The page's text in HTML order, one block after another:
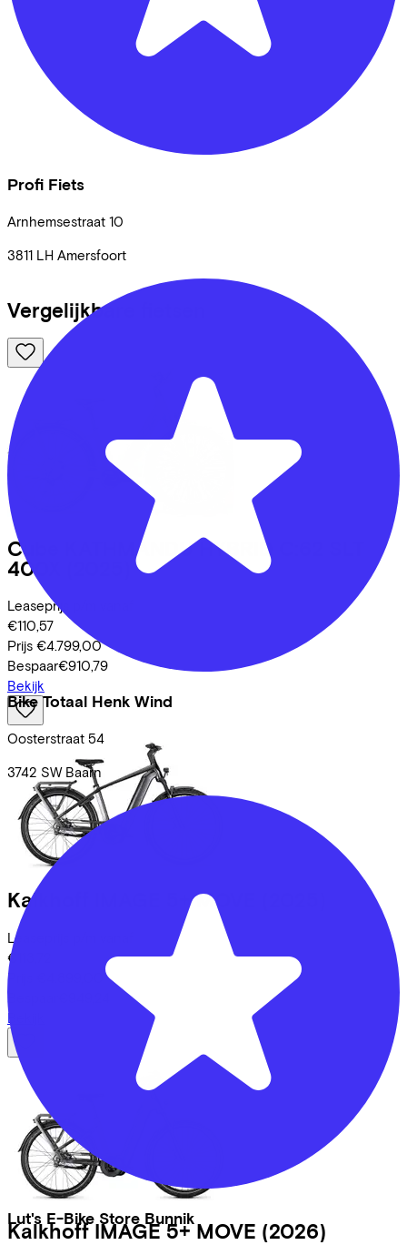
Profi Fiets
Arnhemsestraat 10
3811 LH Amersfoort
Bike Totaal Henk Wind
Oosterstraat 54
3742 SW Baarn
Lut's E-Bike Store Bunnik
Vergelijkbare fietsen
Cube
KATHMANDU HYBRID C:62 SLT
400X
Leaseprijs p/m vanaf
€110,57
Prijs €4.799,00
Bespaar€910,79
Bekijk
Kalkhoff IMAGE 5+ MOVE
Leaseprijs p/m vanaf
€113,72
Prijs
Bespaar
Bekijk
Kalkhoff IMAGE 5+ MOVE (2026)